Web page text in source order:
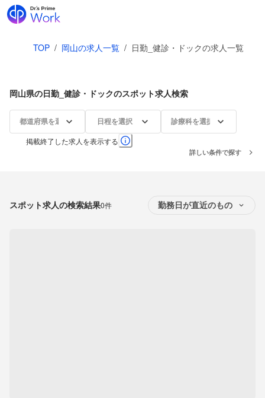
TOP / 岡山の求人一覧 / 日勤_健診・ドックの求人一覧
岡山県の日勤_健診・ドックのスポット求人検索
都道府県を選択 日程を選択 診療科を選択
掲載終了した求人を表示する
詳しい条件で探す
スポット求人の検索結果0件 勤務日が直近のもの